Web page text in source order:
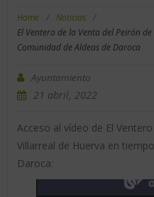
Home / Noticias /
El Ventero de la Venta del Peirón
Comunidad de Aldeas de Daroca
Ayuntamiento
21 abril, 2022
Acceso al vídeo de El
Villarreal de Huerva en
Daroca: